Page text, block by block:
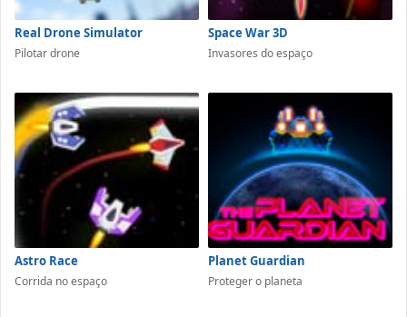
Real Drone Simulator
Pilotar drone
Space War 3D
Invasores do espaço
Astro Race
Corrida no espaço
Planet Guardian
Proteger o planeta